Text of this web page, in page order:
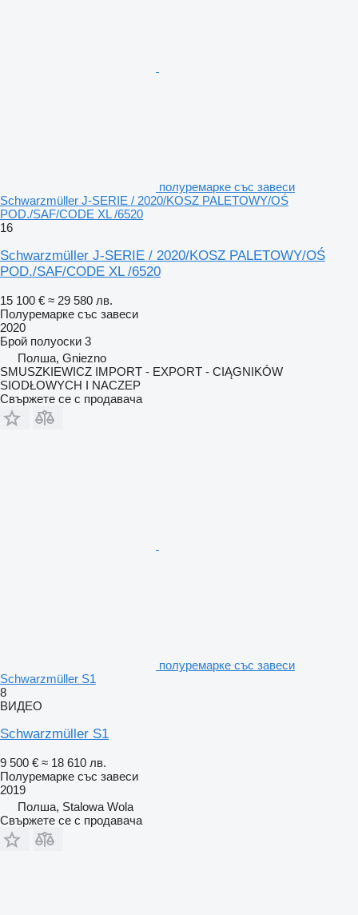
полуремарке със завеси
Schwarzmüller J-SERIE / 2020/KOSZ PALETOWY/OŚ
POD./SAF/CODE XL /6520
16
Schwarzmüller J-SERIE / 2020/KOSZ PALETOWY/OŚ
POD./SAF/CODE XL /6520
15 100 € ≈ 29 580 лв.
Полуремарке със завеси
2020
Брой полуоски 3
Полша, Gniezno
SMUSZKIEWICZ IMPORT - EXPORT - CIĄGNIKÓW
SIODŁOWYCH I NACZEP
Свържете се с продавача
полуремарке със завеси
Schwarzmüller S1
8
ВИДЕО
Schwarzmüller S1
9 500 € ≈ 18 610 лв.
Полуремарке със завеси
2019
Полша, Stalowa Wola
Свържете се с продавача